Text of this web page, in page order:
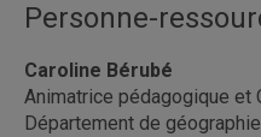
Personne-
Caroline Bérubé
Animatrice pédagogique et
Département de géographie